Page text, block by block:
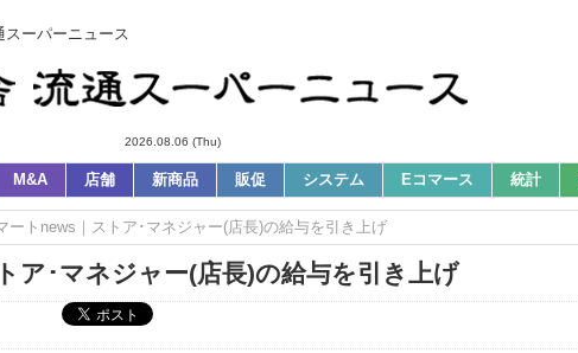
スーパーニュース
2026.08.06 (Thu)
M&A 店舗 新商品 販促 システム Eコマース 統計
ートnews｜ストア･マネジャー(店長)の給与を引き上げ
ア･マネジャー(店長)の給与を引き上げ